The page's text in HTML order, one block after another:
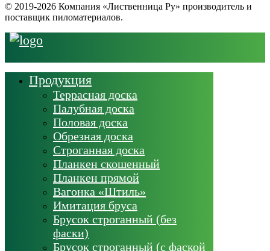
© 2019-2026 Компания «Лиственница Ру» производитель и
поставщик пиломатериалов.
Продукция
Террасная доска
Палубная доска
Половая доска
Обрезная доска
Строганная доска
Планкен скошенный
Планкен прямой
Вагонка «Штиль»
Имитация бруса
Брусок строганный (без
фаски)
Брусок строганный (с фаской